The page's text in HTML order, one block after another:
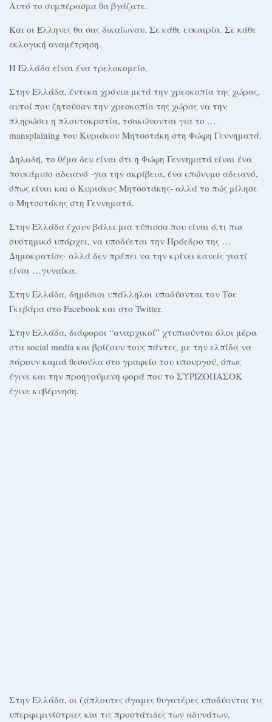
Αυτό το συμπέρασμα θα βγάζατε.
Και οι Έλληνες θα σας δικαίωναν. Σε κάθε ευκαιρία. Σε κάθε
εκλογική αναμέτρηση.
Η Ελλάδα είναι ένα τρελοκομείο.
Στην Ελλάδα, έντεκα χρόνια μετά την χρεοκοπία της χώρας,
αυτοί που ζητούσαν την χρεοκοπία της χώρας να την
πληρώσει η πλουτοκρατία, τσακώνονται για το …
mansplaining του Κυριάκου Μητσοτάκη στη Φώφη Γεννηματά.
Δηλαδή, το θέμα δεν είναι ότι η Φώφη Γεννηματά είναι ένα
πουκάμισο αδειανό -για την ακρίβεια, ένα επώνυμο αδειανό,
όπως είναι και ο Κυριάκος Μητσοτάκης- αλλά το πώς μίλησε
ο Μητσοτάκης στη Γεννηματά.
Στην Ελλάδα έχουν βάλει μια τύπισσα που είναι ό,τι πιο
συστημικό υπάρχει, να υποδύεται την Πρόεδρο της …
Δημοκρατίας- αλλά δεν πρέπει να την κρίνει κανείς γιατί
είναι …γυναίκα.
Στην Ελλάδα, δημόσιοι υπάλληλοι υποδύονται τον Τσε
Γκεβάρα στο Facebook και στο Twitter.
Στην Ελλάδα, διάφοροι “αναρχικοί” χτυπιούνται όλοι μέρα
στα social media και βρίζουν τους πάντες, με την ελπίδα να
πάρουν καμιά θεσούλα στο γραφείο του υπουργού, όπως
έγινε και την προηγούμενη φορά που το ΣΥΡΙΖΟΠΑΣΟΚ
έγινε κυβέρνηση.
Στην Ελλάδα, οι ζάπλουτες άγαμες θυγατέρες υποδύονται τις
υπερφεμινίστριες και τις προστάτιδες των αδυνάτων,